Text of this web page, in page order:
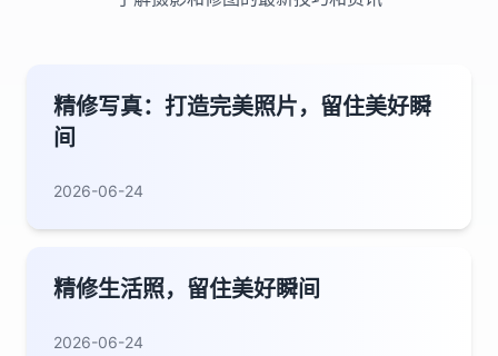
精修写真：打造完美照片，留住美好瞬
间
2026-06-24
精修生活照，留住美好瞬间
2026-06-24